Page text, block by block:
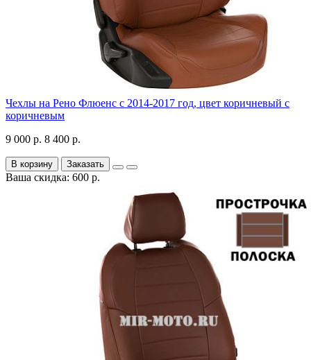
Чехлы на Рено Флюенс с 2014-2017 год, цвет коричневый с
коричневым
9 000 р. 8 400 р.
В корзину Заказать
Ваша скидка: 600 р.